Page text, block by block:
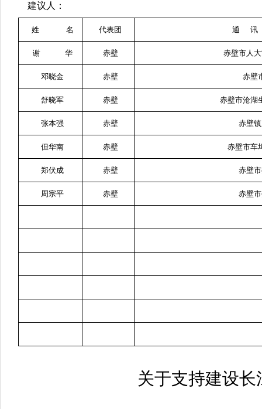
建议人：
姓 名 代表团 通
谢 华 赤壁 赤壁市人
邓晓金 赤壁 赤壁
舒晓军 赤壁 赤壁市沧湖
张本强 赤壁 赤壁
但华南 赤壁 赤壁市车
郑伏成 赤壁 赤壁
周宗平 赤壁 赤壁
关于支持建设